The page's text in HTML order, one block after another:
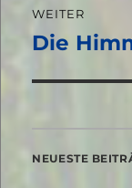
WEITER
Nächster
Die
NEUESTE